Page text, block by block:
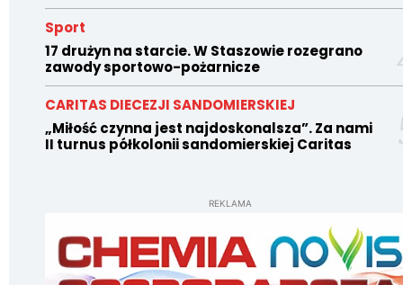
Sport
17 drużyn na starcie. W Staszowie rozegrano
zawody sportowo-pożarnicze
CARITAS DIECEZJI SANDOMIERSKIEJ
„Miłość czynna jest najdoskonalsza”. Za nami
II turnus półkolonii sandomierskiej Caritas
REKLAMA